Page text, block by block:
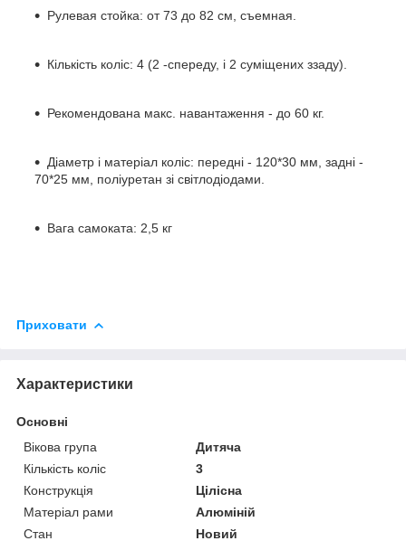
Рулевая стойка: от 73 до 82 см, съемная.
Кількість коліс: 4 (2 -спереду, і 2 суміщених ззаду).
Рекомендована макс. навантаження - до 60 кг.
Діаметр і матеріал коліс: передні - 120*30 мм, задні -
70*25 мм, поліуретан зі світлодіодами.
Вага самоката: 2,5 кг
Приховати
Характеристики
Основні
Вікова група
Дитяча
Кількість коліс
3
Конструкція
Цілісна
Матеріал рами
Алюміній
Стан
Новий